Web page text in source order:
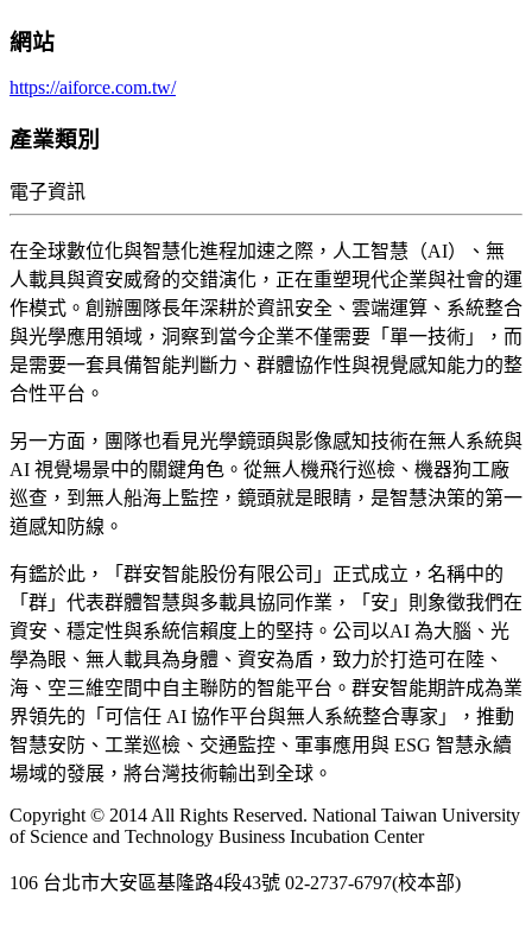
網站
https://aiforce.com.tw/
產業類別
電子資訊
在全球數位化與智慧化進程加速之際，人工智慧（AI）、無
人載具與資安威脅的交錯演化，正在重塑現代企業與社會的運
作模式。創辦團隊長年深耕於資訊安全、雲端運算、系統整合
與光學應用領域，洞察到當今企業不僅需要「單一技術」，而
是需要一套具備智能判斷力、群體協作性與視覺感知能力的整
合性平台。
另一方面，團隊也看見光學鏡頭與影像感知技術在無人系統與
AI 視覺場景中的關鍵角色。從無人機飛行巡檢、機器狗工廠
巡查，到無人船海上監控，鏡頭就是眼睛，是智慧決策的第一
道感知防線。
有鑑於此，「群安智能股份有限公司」正式成立，名稱中的
「群」代表群體智慧與多載具協同作業，「安」則象徵我們在
資安、穩定性與系統信賴度上的堅持。公司以AI 為大腦、光
學為眼、無人載具為身體、資安為盾，致力於打造可在陸、
海、空三維空間中自主聯防的智能平台。群安智能期許成為業
界領先的「可信任 AI 協作平台與無人系統整合專家」，推動
智慧安防、工業巡檢、交通監控、軍事應用與 ESG 智慧永續
場域的發展，將台灣技術輸出到全球。
Copyright © 2014 All Rights Reserved. National Taiwan University
of Science and Technology Business Incubation Center
106 台北市大安區基隆路4段43號 02-2737-6797(校本部)